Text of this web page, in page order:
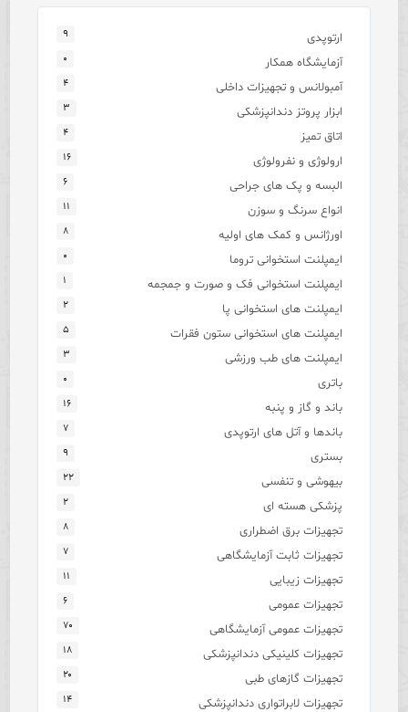
ارتوپدی ۹
آزمایشگاه همکار ۰
آمبولانس و تجهیزات داخلی ۴
ابزار پروتز دندانپزشکی ۳
اتاق تمیز ۴
ارولوژی و نفرولوژی ۱۶
البسه و پک های جراحی ۶
انواع سرنگ و سوزن ۱۱
اورژانس و کمک های اولیه ۸
ایمپلنت استخوانی تروما ۰
ایمپلنت استخوانی فک و صورت و جمجمه ۱
ایمپلنت های استخوانی پا ۲
ایمپلنت های استخوانی ستون فقرات ۵
ایمپلنت های طب ورزشی ۳
باتری ۰
باند و گاز و پنبه ۱۶
باندها و آتل های ارتوپدی ۷
بستری ۹
بیهوشی و تنفسی ۲۲
پزشکی هسته ای ۲
تجهیزات برق اضطراری ۸
تجهیزات ثابت آزمایشگاهی ۷
تجهیزات زیبایی ۱۱
تجهیزات عمومی ۶
تجهیزات عمومی آزمایشگاهی ۷۰
تجهیزات کلینیکی دندانپزشکی ۱۸
تجهیزات گازهای طبی ۲۰
تجهیزات لابراتواری دندانپزشکی ۱۴